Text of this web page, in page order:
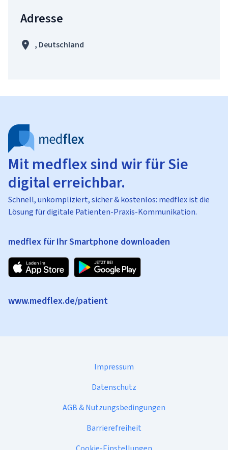
Adresse
, Deutschland
Mit medflex sind wir für Sie
digital erreichbar.
Schnell, unkompliziert, sicher & kostenlos: medflex ist die
Lösung für digitale Patienten-Praxis-Kommunikation.
medflex für Ihr Smartphone downloaden
www.medflex.de/patient
Impressum
Datenschutz
AGB & Nutzungsbedingungen
Barrierefreiheit